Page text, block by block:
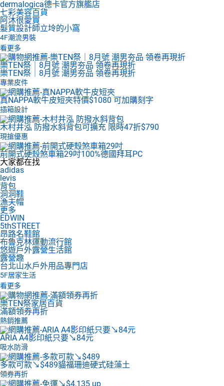
dermalogica德卡官方旗艦店
七彩美容百貨
阿沐很愛買
髮質設計師立坽的小窩
4F潮流男裝
看更多
樂TEN祭｜8月號 潮男夯品 領卷再現折
樂TEN祭｜8月號 潮男夯品 領卷再現折
專業皮件
真NAPPA軟牛皮短夾特價$1080 可加購刻字
插箱設計
木村井泓 防撥水斜背包可擴充 限時47折$790
現搶優惠
前開式硬殼煞車箱29吋100%德國拜耳PC
大家都在找
adidas
levis
背包
洞洞鞋
漁夫帽
更多
EDWIN
5thSTREET
昂路名鞋館
布魯克林運動流行館
悠遊戶外露營生活館
露營趣
台北山水戶外用品專門店
5F居家生活
看更多
樂TEN祭家居百貨
滿額領券再折
熱銷推薦
ARIA A4影印紙只要↘84元
吸水防滑
多款可款↘$489貓福珊迪硬式硅藻土
領券再折